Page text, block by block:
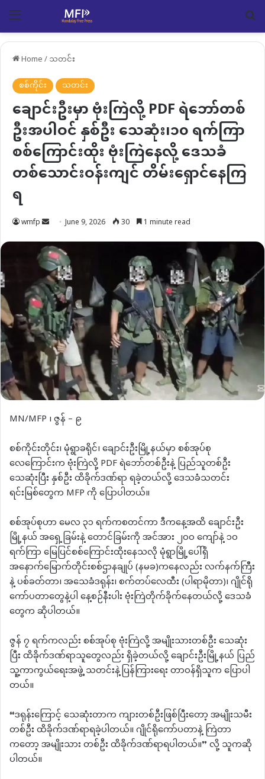
Menu
Home/သတင်း
စစ်ကိုင်း
သတင်း
ချောင်းဦးမှာ ဗုံးကြဲလို့ PDF ရဲဘော်တစ်
ဦးအပါဝင် နှစ်ဦး သေဆုံး၊၁၀ ရက်ကြာ
စစ်ကြောင်းထိုး ဗုံးကြဲနေလို့ ဒေသခံ
တစ်သောင်းဝန်းကျင် တိမ်းရှောင်နေကြ
ရ
wmfp Send
email
June 9, 2026 30 1 minute read
MN/MFP ၊ ဇွန် – ၉
စစ်ကိုင်းတိုင်း၊ မုံရွာခရိုင်၊ ချောင်းဦးမြို့နယ်မှာ စစ်အုပ်စု
လေကြောင်းက ဗုံးကြဲလို့ PDF ရဲဘော်တစ်ဦးနဲ့ ပြည်သူတစ်ဦး
သေဆုံးပြီး နှစ်ဦး ထိခိုက်ဒဏ်ရာ ရခဲ့တယ်လို့ ဒေသခံသတင်း
ရင်းမြစ်တွေက MFP ကို ပြောပါတယ်။‌
စစ်အုပ်စုဟာ မေလ ၃၁ ရက်ကစတင်ကာ ဒီကနေ့အထိ ချောင်းဦး
မြို့နယ် အရှေ့ခြမ်းနဲ့ တောင်ခြမ်းကို အင်အား ၂၀၀ ကျော်နဲ့ ၁၀
ရက်ကြာ မြေပြင်စစ်ကြောင်းထိုးနေသလို မုံရွာမြို့ပေါ်ရှိ
အနောက်မြောက်တိုင်းစစ်ဌာနချုပ် (နမခ)ကနေလည်း လက်နက်ကြီး
နဲ့ ပစ်ခတ်တာ၊ အသေခံဒရုန်း၊ စက်တပ်လေထီး (ပါရာမိုတာ)၊ ဂျိုင်ရို
ကော်ပတာတွေနဲ့ပါ နေ့စဉ်နီးပါး ဗုံးကြဲတိုက်ခိုက်နေတယ်လို့ ဒေသခံ
တွေက ဆိုပါတယ်။
ဇွန် ၇ ရက်ကလည်း စစ်အုပ်စု ဗုံးကြဲလို့ အမျိုးသားတစ်ဦး သေဆုံး
ပြီး ထိခိုက်ဒဏ်ရာသူတွေလည်း ရှိခဲ့တယ်လို့ ချောင်းဦးမြို့နယ် ပြည်
သူ့ကာကွယ်ရေးအဖွဲ့ သတင်းနဲ့ပြန်ကြားရေး တာဝန်ရှိသူက ပြောပါ
တယ်။
“ဒရုန်းကြောင့် သေဆုံးတာက ကျားတစ်ဦးဖြစ်ပြီးတော့ အမျိုးသမီး
တစ်ဦး ထိခိုက်ဒဏ်ရာရခဲ့ပါတယ်။ ဂျိုင်ရိုကော်ပတာနဲ့ ကြဲတာ
ကတော့ အမျိုးသား တစ်ဦး ထိခိုက်ဒဏ်ရာရပါတယ်။” လို့ သူကဆို
ပါတယ်။